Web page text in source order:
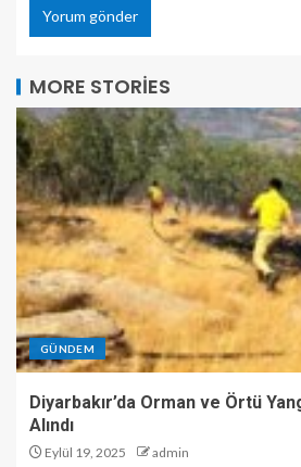
MORE STORIES
GÜNDEM
Diyarbakır’da Orman ve Örtü
Alındı
Eylül 19, 2025 admin